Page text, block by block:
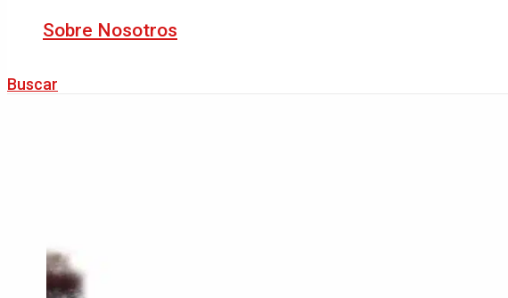
Sobre Nosotros
Buscar